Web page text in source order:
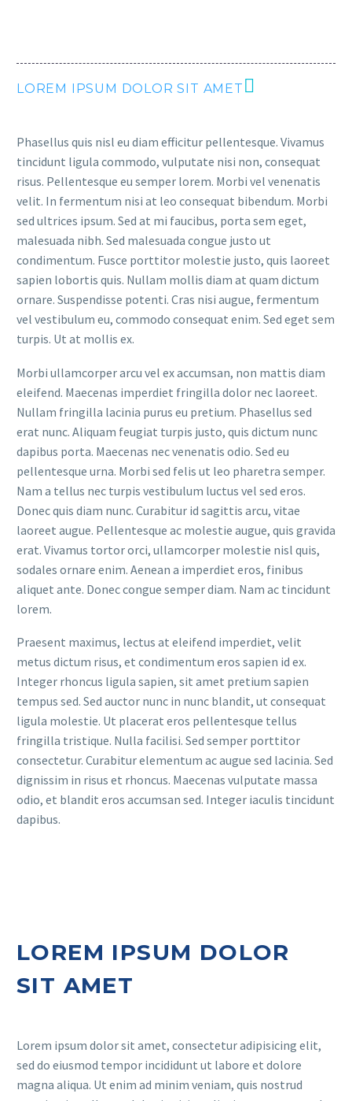
LOREM IPSUM DOLOR SIT AMET
Phasellus quis nisl eu diam efficitur pellentesque. Vivamus
tincidunt ligula commodo, vulputate nisi non, consequat
risus. Pellentesque eu semper lorem. Morbi vel venenatis
velit. In fermentum nisi at leo consequat bibendum. Morbi
sed ultrices ipsum. Sed at mi faucibus, porta sem eget,
malesuada nibh. Sed malesuada congue justo ut
condimentum. Fusce porttitor molestie justo, quis laoreet
sapien lobortis quis. Nullam mollis diam at quam dictum
ornare. Suspendisse potenti. Cras nisi augue, fermentum
vel vestibulum eu, commodo consequat enim. Sed eget sem
turpis. Ut at mollis ex.
Morbi ullamcorper arcu vel ex accumsan, non mattis diam
eleifend. Maecenas imperdiet fringilla dolor nec laoreet.
Nullam fringilla lacinia purus eu pretium. Phasellus sed
erat nunc. Aliquam feugiat turpis justo, quis dictum nunc
dapibus porta. Maecenas nec venenatis odio. Sed eu
pellentesque urna. Morbi sed felis ut leo pharetra semper.
Nam a tellus nec turpis vestibulum luctus vel sed eros.
Donec quis diam nunc. Curabitur id sagittis arcu, vitae
laoreet augue. Pellentesque ac molestie augue, quis gravida
erat. Vivamus tortor orci, ullamcorper molestie nisl quis,
sodales ornare enim. Aenean a imperdiet eros, finibus
aliquet ante. Donec congue semper diam. Nam ac tincidunt
lorem.
Praesent maximus, lectus at eleifend imperdiet, velit
metus dictum risus, et condimentum eros sapien id ex.
Integer rhoncus ligula sapien, sit amet pretium sapien
tempus sed. Sed auctor nunc in nunc blandit, ut consequat
ligula molestie. Ut placerat eros pellentesque tellus
fringilla tristique. Nulla facilisi. Sed semper porttitor
consectetur. Curabitur elementum ac augue sed lacinia. Sed
dignissim in risus et rhoncus. Maecenas vulputate massa
odio, et blandit eros accumsan sed. Integer iaculis tincidunt
dapibus.
LOREM IPSUM DOLOR
SIT AMET
Lorem ipsum dolor sit amet, consectetur adipisicing elit,
sed do eiusmod tempor incididunt ut labore et dolore
magna aliqua. Ut enim ad minim veniam, quis nostrud